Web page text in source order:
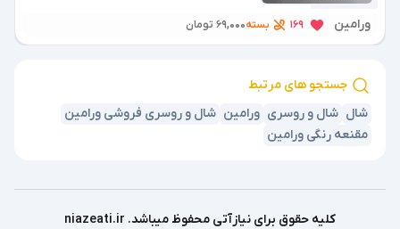
ورامین 169 بسته69,000 تومان
جستجو های مرتبط
شال شال و روسری ورامین شال و روسری فروشی ورامین
مقنعه رنگی ورامین
کلیه حقوق برای نیازآتی محفوظ میباشد. niazeati.ir